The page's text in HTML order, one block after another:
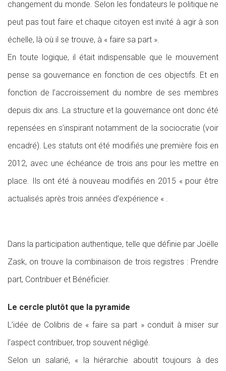
changement du monde. Selon les fondateurs le politique ne
peut pas tout faire et chaque citoyen est invité à agir à son
échelle, là où il se trouve, à « faire sa part ».
En toute logique, il était indispensable que le mouvement
pense sa gouvernance en fonction de ces objectifs. Et en
fonction de l’accroissement du nombre de ses membres
depuis dix ans. La structure et la gouvernance ont donc été
repensées en s’inspirant notamment de la sociocratie (voir
encadré). Les statuts ont été modifiés une première fois en
2012, avec une échéance de trois ans pour les mettre en
place. Ils ont été à nouveau modifiés en 2015 « pour être
actualisés après trois années d’expérience « .
Dans la participation authentique, telle que définie par Joëlle
Zask, on trouve la combinaison de trois registres : Prendre
part, Contribuer et Bénéficier.
Le cercle plutôt que la pyramide
L’idée de Colibris de « faire sa part » conduit à miser sur
l’aspect contribuer, trop souvent négligé.
Selon un salarié, « la hiérarchie aboutit toujours à des